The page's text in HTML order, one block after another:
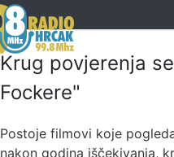
Krug povjerenja
Fockere"
Postoje filmovi koje
nakon godina iščekivanja,